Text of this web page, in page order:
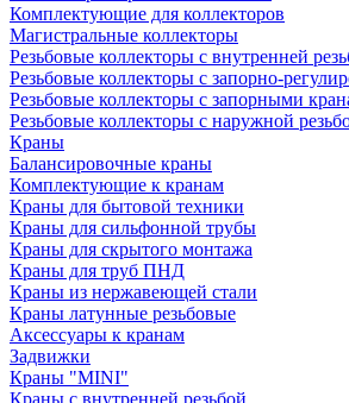
Комплектующие для коллекторов
Магистральные коллекторы
Резьбовые коллекторы с внутренней
Резьбовые коллекторы с запорно-
Резьбовые коллекторы с запорными
Резьбовые коллекторы с наружной
Краны
Балансировочные краны
Комплектующие к кранам
Краны для бытовой техники
Краны для сильфонной трубы
Краны для скрытого монтажа
Краны для труб ПНД
Краны из нержавеющей стали
Краны латунные резьбовые
Аксессуары к кранам
Задвижки
Краны "MINI"
Краны с внутренней резьбой